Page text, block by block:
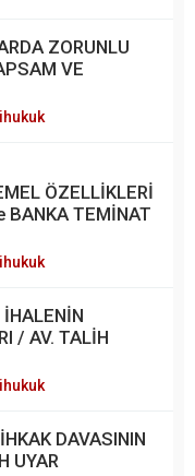
ZORUNLU
VE
ÖZELLİKLERİ
BANKA TEMİNAT
/ AV. TALİH
DAVASININ
UYAR